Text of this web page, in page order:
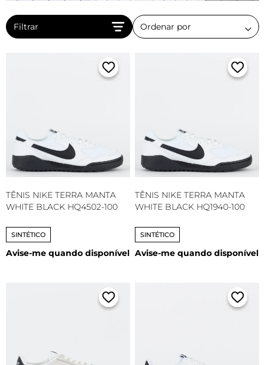
Filtrar
TÊNIS NIKE TERRA MANTA
WHITE BLACK HQ4502-100
SINTÉTICO
Avise-me quando disponível
TÊNIS NIKE TERRA MANTA
WHITE BLACK HQ1940-100
SINTÉTICO
Avise-me quando disponível